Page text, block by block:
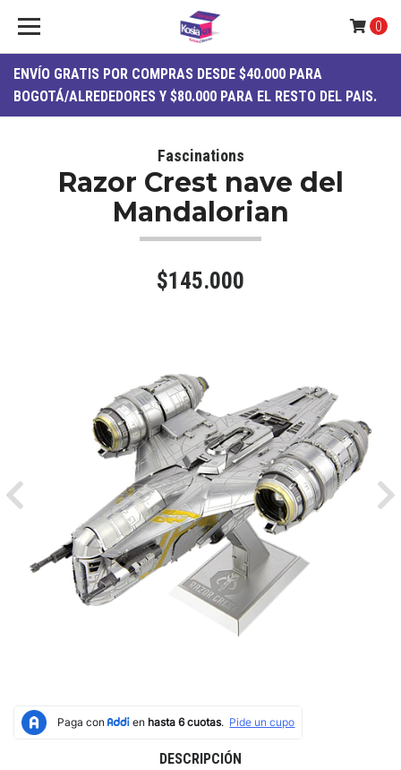
ENVÍO GRATIS POR COMPRAS DESDE $40.000 PARA
BOGOTÁ/ALREDEDORES Y $80.000 PARA EL RESTO DEL PAIS.
0
Fascinations
Razor Crest nave del
Mandalorian
$145.000
Previous
DESCRIPCIÓN